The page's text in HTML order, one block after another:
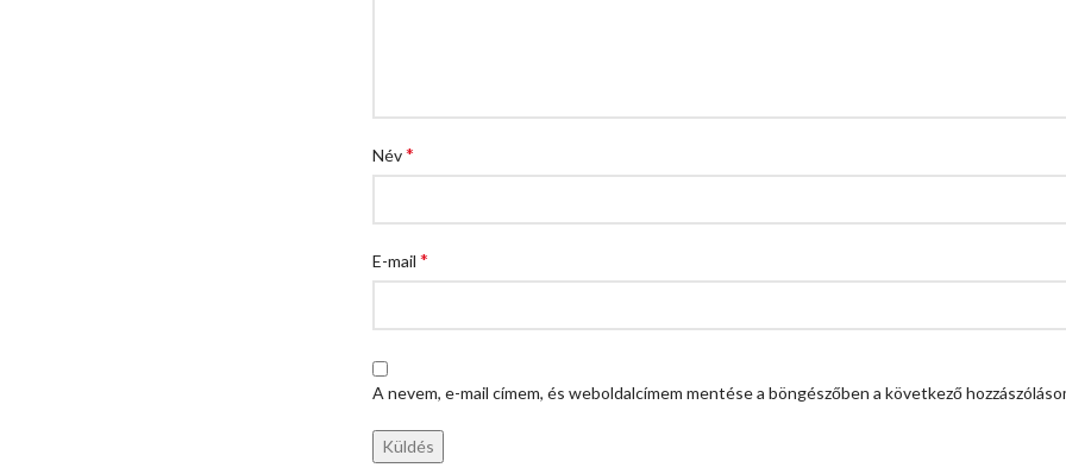
Név*
E-mail *
A nevem, e-mail címem, és weboldalcímem mentése a böngészőben a következő